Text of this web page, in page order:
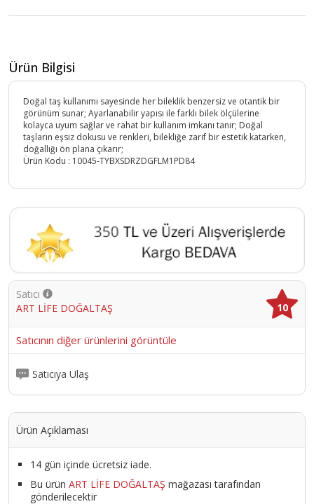
Ürün Bilgisi
Doğal taş kullanımı sayesinde her bileklik benzersiz ve otantik bir
görünüm sunar; Ayarlanabilir yapısı ile farklı bilek ölçülerine
kolayca uyum sağlar ve rahat bir kullanım imkanı tanır; Doğal
taşların eşsiz dokusu ve renkleri, bilekliğe zarif bir estetik katarken,
doğallığı ön plana çıkarır;
Ürün Kodu : 10045-TYBXSDRZDGFLM1PD84
Satıcı
ART LİFE DOĞALTAŞ
10
Satıcının diğer ürünlerini görüntüle
Satıcıya Ulaş
Ürün Açıklaması
14 gün içinde ücretsiz iade.
Bu ürün ART LİFE DOĞALTAŞ mağazası tarafından
gönderilecektir